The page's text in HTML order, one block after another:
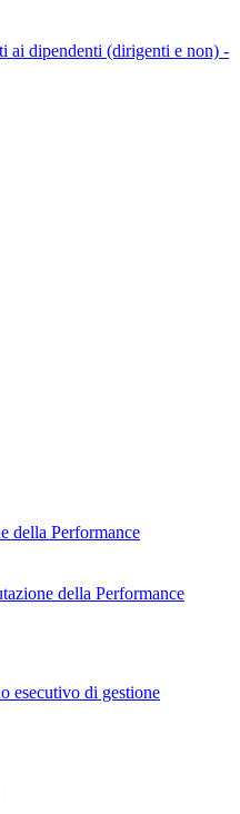
ai dipendenti (dirigenti e non) -
della Performance
della Performance
esecutivo di gestione